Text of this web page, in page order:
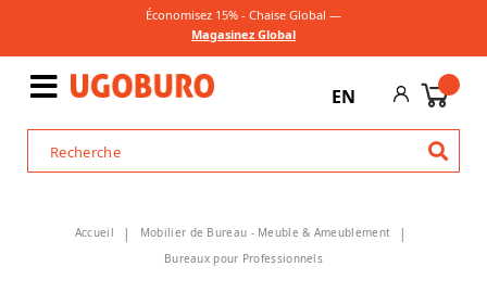
Économisez 15% - Chaise Global —
Magasinez Global
EN
Accueil
Mobilier de Bureau - Meuble & Ameublement
Bureaux pour Professionnels